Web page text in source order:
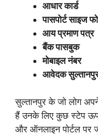
आधार कार्ड
पासपोर्ट साइज
आय प्रमाण पत्र
बैंक पासबुक
मोबाइल नंबर
आवेदक सुल्तानपुर
सुल्तानपुर के जो लोग
हैं उनके लिए कुछ स्टेप
और ऑनलाइन पोर्टल पर